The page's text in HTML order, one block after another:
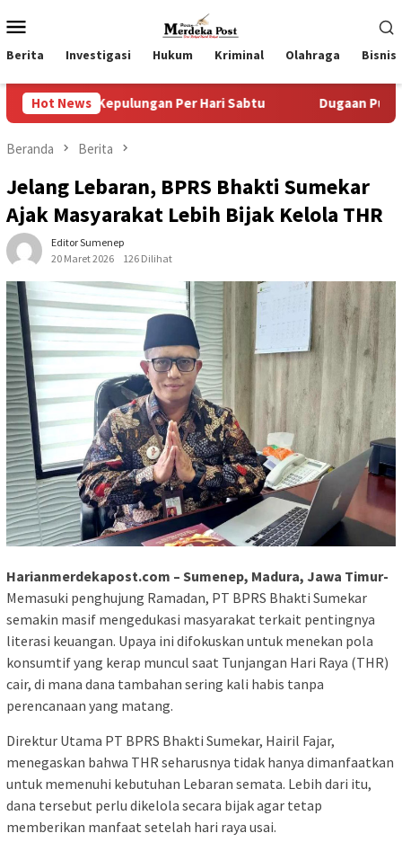
ke
kontenMobile
Berita Investigasi Hukum Kriminal Olahraga Bisnis
Hot News
Per Hari Sabtu Dugaan Pungli SKAB di BPRD
Beranda Berita
Jelang Lebaran, BPRS Bhakti Sumekar
Ajak Masyarakat Lebih Bijak Kelola THR
Editor Sumenep
20 Maret 2026
126 Dilihat
Harianmerdekapost.com – Sumenep, Madura, Jawa Timur-
Memasuki penghujung Ramadan, PT BPRS Bhakti Sumekar
semakin masif mengedukasi masyarakat terkait pentingnya
literasi keuangan. Upaya ini difokuskan untuk menekan pola
konsumtif yang kerap muncul saat Tunjangan Hari Raya (THR)
cair, di mana dana tambahan sering kali habis tanpa
perencanaan yang matang.
Direktur Utama PT BPRS Bhakti Sumekar, Hairil Fajar,
menegaskan bahwa THR seharusnya tidak hanya dimanfaatkan
untuk memenuhi kebutuhan Lebaran semata. Lebih dari itu,
dana tersebut perlu dikelola secara bijak agar tetap
memberikan manfaat setelah hari raya usai.